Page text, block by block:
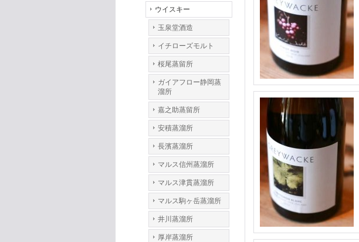
ウイスキー
玉泉堂酒造
イチローズモルト
桜尾蒸留所
ガイアフロー静岡蒸
溜所
嘉之助蒸留所
安積蒸溜所
長濱蒸溜所
マルス信州蒸溜所
マルス津貫蒸溜所
マルス駒ヶ岳蒸溜所
井川蒸溜所
厚岸蒸溜所